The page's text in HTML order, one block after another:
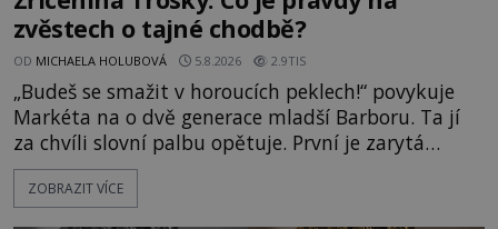
zvěstech o tajné chodbě?
OD MICHAELA HOLUBOVÁ 5.8.2026 2.9TIS
„Budeš se smažit v horoucích peklech!“ povykuje
Markéta na o dvě generace mladší Barboru. Ta jí
za chvíli slovní palbu opětuje. První je zarytá
katolička, druhá přesvědčená kališnice. A každá z
nich se usídlí na jedné z věží slavného hradu
ZOBRAZIT VÍCE